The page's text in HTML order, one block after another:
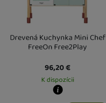
Drevená Kuchynka Mini Chef
FreeOn Free2Play
96,20€
K dispozícii